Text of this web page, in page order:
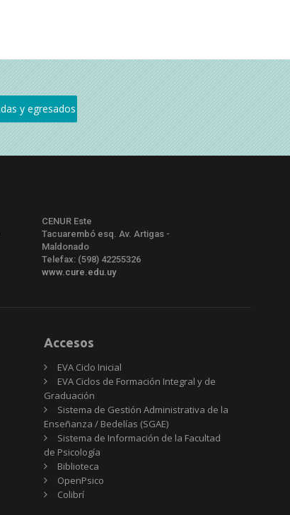
CENUR Este
Tacuarembó esq. Av. Artigas -
Maldonado
Telefax: (598) 42255326
www.cure.edu.uy
Accesos
EVA Ciclo Inicial
EVA Ciclos de Formación Integral y de
Graduación
Sistema de Gestión Administrativa de la
Enseñanza / Bedelías (SGAE)
Sistema de Información de la Facultad
de Psicología
Biblioteca
OpenPsico
Colibrí